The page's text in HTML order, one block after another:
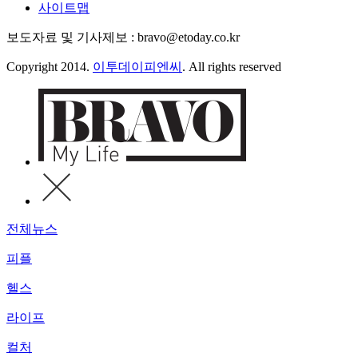
사이트맵
보도자료 및 기사제보 : bravo@etoday.co.kr
Copyright 2014. 이투데이피엔씨 . All rights reserved
전체뉴스
피플
헬스
라이프
컬처